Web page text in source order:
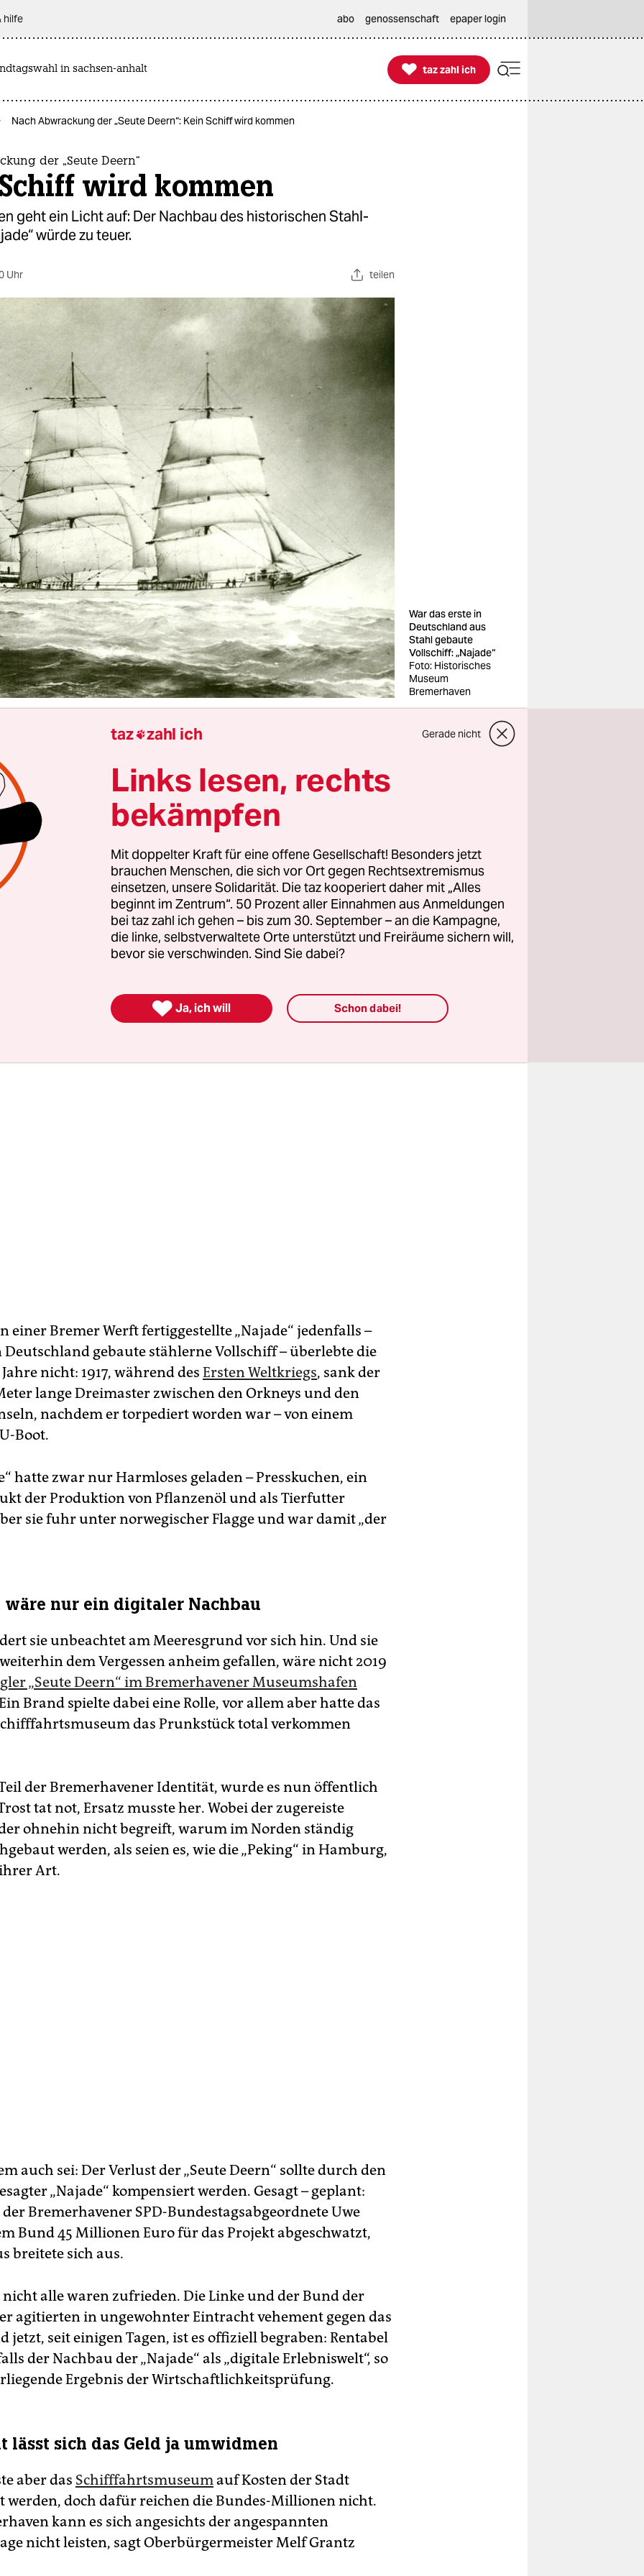
hilfe abo genossenschaft epaper login
in sachsen-anhalt 
taz zahl ich
taz zahl ich
Nach Abwrackung der „Seute Deern“: Kein Schiff wird kommen
der „Seute Deern“
wird kommen
geht ein Licht auf: Der Nachbau des historischen Stahl­
würde zu teuer.
Uhr teilen
War das erste in
Deutschland aus
Stahl gebaute
Vollschiff: „Najade“
Foto: Historisches
Museum
Bremerhaven
gar nicht ohne, die Najaden der griechischen Antike.
die Wassernymphen der Legende nach Hylas, den
Geliebten des Herakles, just in dem Moment in die Tiefe
als er aus einer Quelle trank. Hinterhältig. Oder hatte
weiland Narziss, vom eigenen Antlitz betört, einfach zu
Wie auch immer, Herakles soll so lange nach ihm
dass seine Argonauten ohne ihn weiterreisten, um das
bringenden Zauber der Wassernymphen zu
einer Bremer Werft fertiggestellte „Najade“ jedenfalls –
Deutschland gebaute stählerne Vollschiff – überlebte die
nicht: 1917, während des Ersten Weltkriegs, sank der
lange Dreimaster zwischen den Orkneys und den
nachdem er torpediert worden war – von einem
Boot.
hatte zwar nur Harmloses geladen – Presskuchen, ein
der Produktion von Pflanzenöl und als Tierfutter
sie fuhr unter norwegischer Flagge und war damit „der
wäre nur ein digitaler Nachbau
sie unbeachtet am Meeresgrund vor sich hin. Und sie
dem Vergessen anheim gefallen, wäre nicht 2019
„Seute Deern“ im Bremerhavener Museumshafen
Brand spielte dabei eine Rolle, vor allem aber hatte das
das Prunkstück total verkommen
der Bremerhavener Identität, wurde es nun öffentlich
tat not, Ersatz musste her. Wobei der zugereiste
ohnehin nicht begreift, warum im Norden ständig
werden, als seien es, wie die „Peking“ in Hamburg,
Art.
auch sei: Der Verlust der „Seute Deern“ sollte durch den
„Najade“ kompensiert werden. Gesagt – geplant:
Bremerhavener SPD-Bundestagsabgeordnete Uwe
Bund 45 Millionen Euro für das Projekt abgeschwatzt,
breitete sich aus.
alle waren zufrieden. Die Linke und der Bund der
agitierten in ungewohnter Eintracht vehement gegen das
jetzt, seit einigen Tagen, ist es offiziell begraben: Rentabel
der Nachbau der „Najade“ als „digitale Erlebniswelt“, so
Ergebnis der Wirtschaftlichkeitsprüfung.
lässt sich das Geld ja umwidmen
aber das Schifffahrtsmuseumauf Kosten der Stadt
werden, doch dafür reichen die Bundes-Millionen nicht.
kann es sich angesichts der angespannten
nicht leisten, sagt Oberbürgermeister Melf Grantz
taz zahl ich Gerade nicht
Links lesen, rechts
bekämpfen
Mit doppelter Kraft für eine offene Gesellschaft! Besonders jetzt
brauchen Menschen, die sich vor Ort gegen Rechtsextremismus
einsetzen, unsere Solidarität. Die taz kooperiert daher mit „Alles
beginnt im Zentrum“. 50 Prozent aller Einnahmen aus Anmeldungen
bei taz zahl ich gehen – bis zum 30. September – an die Kampagne,
die linke, selbstverwaltete Orte unterstützt und Freiräume sichern will,
bevor sie verschwinden. Sind Sie dabei?
 Ja, ich will Schon dabei!